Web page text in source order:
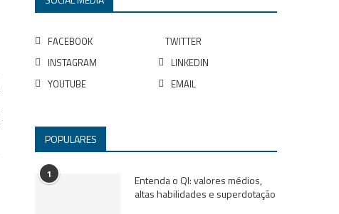
FACEBOOK
TWITTER
INSTAGRAM
LINKEDIN
YOUTUBE
EMAIL
POPULARES
1
Entenda o QI: valores médios,
altas habilidades e superdotação